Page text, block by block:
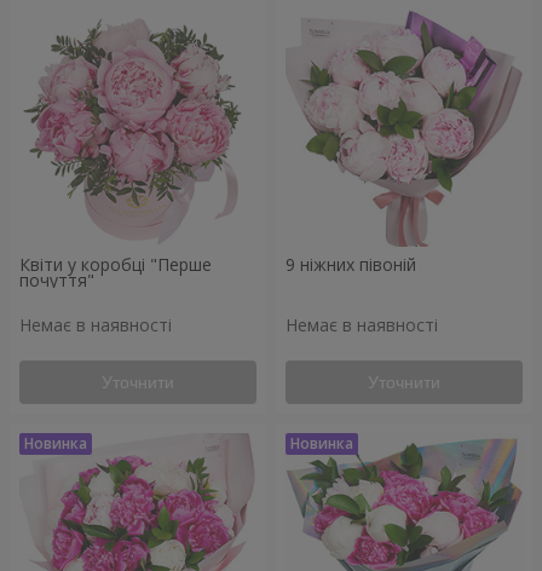
Квіти у коробці "Перше
почуття"
Немає в наявності
Уточнити
9 ніжних півоній
Немає в наявності
Уточнити